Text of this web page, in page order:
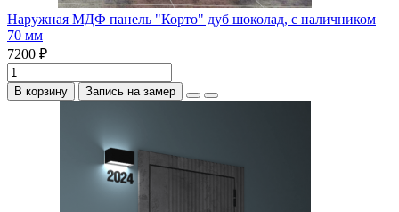
Наружная МДФ панель "Корто" дуб шоколад, с наличником
70 мм
7200 ₽
В корзину Запись на замер